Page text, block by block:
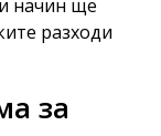
начин ще
разходи
за